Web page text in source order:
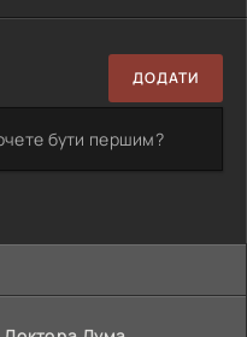
ДОДАТИ
бути першим?